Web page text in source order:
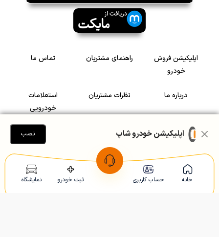
خانه حساب کاربری ثبت خودرو نمایشگاه
اپلیکیشن فروش
خودرو
راهنمای مشتریان تماس ما
درباره ما نظرات مشتریان
استعلامات
خودرویی
سرمایه گذاری در
رضایت مشتریان
Copyright © 2005-2026 Khodroshop.ir
اپلیکیشن خودرو شاپ نصب